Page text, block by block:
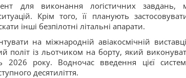
для виконання логістичних завдань,
Крім того, її планують
інші безпілотні літальні апарати.
на міжнародній авіакосмічній
політ із льотчиком на борту, який
2026 року. Водночас введення цієї
десятиліття.